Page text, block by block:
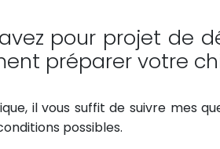
pour projet de
préparer votre
il vous suffit de suivre mes
possibles.